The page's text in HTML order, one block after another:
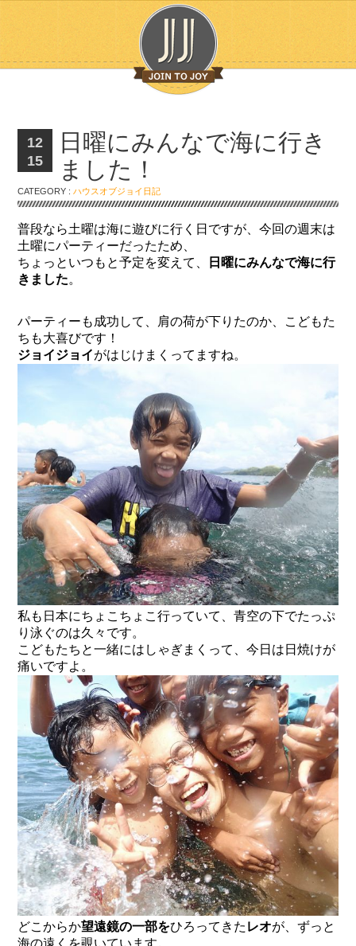
12
15
日曜にみんなで海に行き
ました！
CATEGORY :ハウスオブジョイ日記
普段なら土曜は海に遊びに行く日ですが、今回の週末は
土曜にパーティーだったため、
ちょっといつもと予定を変えて、
日曜にみんなで海に行
きました。
パーティーも成功して、肩の荷が下りたのか、こどもた
ちも大喜びです！
ジョイジョイがはじけまくってますね。
私も日本にちょこちょこ行っていて、青空の下でたっぷ
り泳ぐのは久々です。
こどもたちと一緒にはしゃぎまくって、今日は日焼けが
痛いですよ。
どこからか望遠鏡の一部をひろってきた レオが、ずっと